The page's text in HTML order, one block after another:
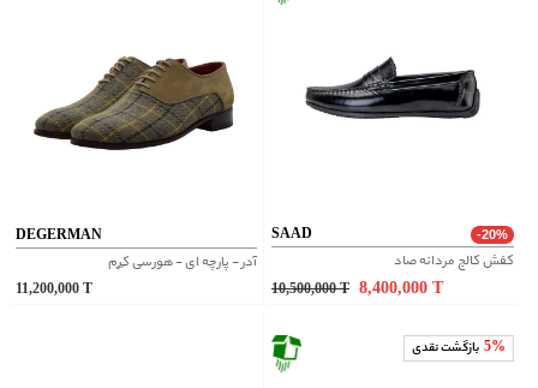
DEGERMAN
آدر - پارچه ای - هورسی کِرِم
11,200,000
SAAD -20%
کفش کالج مردانه صاد
10,500,000 T 8,400,000
5% بازگشت نقدی